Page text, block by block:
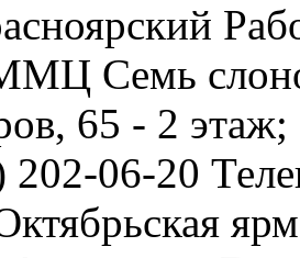
Семь
65 - 2
202-06-20